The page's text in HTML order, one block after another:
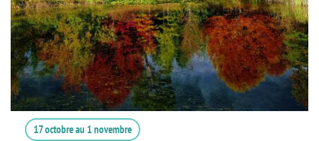
17 octobreau 1 novembre